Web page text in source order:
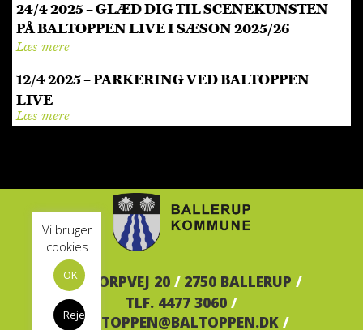
24/4 2025 – GLÆD DIG TIL SCENEKUNSTEN
PÅ BALTOPPEN LIVE I SÆSON 2025/26
Læs mere
12/4 2025 – PARKERING VED BALTOPPEN
LIVE
Læs mere
Vi bruger
cookies
OK
Reject
BALTORPVEJ 20 / 2750 BALLERUP /
TLF. 4477 3060 /
BALTOPPEN@BALTOPPEN.DK /